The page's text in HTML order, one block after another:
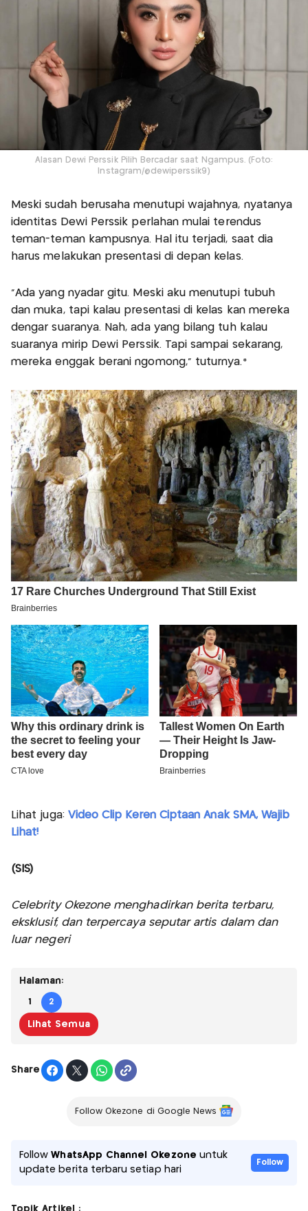
Alasan Dewi Perssik Pilih Bercadar saat Ngampus. (Foto:
Instagram/@dewiperssik9)
Meski sudah berusaha menutupi wajahnya, nyatanya
identitas Dewi Perssik perlahan mulai terendus
teman-teman kampusnya. Hal itu terjadi, saat dia
harus melakukan presentasi di depan kelas.
"Ada yang nyadar gitu. Meski aku menutupi tubuh
dan muka, tapi kalau presentasi di kelas kan mereka
dengar suaranya. Nah, ada yang bilang tuh kalau
suaranya mirip Dewi Perssik. Tapi sampai sekarang,
mereka enggak berani ngomong," tuturnya.*
Lihat juga: Video Clip Keren Ciptaan Anak SMA, Wajib
Lihat!
(SIS)
Celebrity Okezone menghadirkan berita terbaru,
eksklusif, dan terpercaya seputar artis dalam dan
luar negeri
Halaman:
1 2
Lihat Semua
Share
Follow Okezone di Google News
FollowWhatsApp Channel Okezone untuk
update berita terbaru setiap hari
Follow
Topik Artikel :